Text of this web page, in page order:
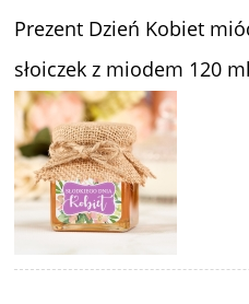
Prezent Dzień Kobiet
słoiczek z miodem 120 ml